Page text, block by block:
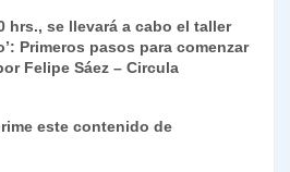
hrs., se llevará a cabo el taller
Primeros pasos para comenzar
Felipe Sáez – Circula
este contenido de